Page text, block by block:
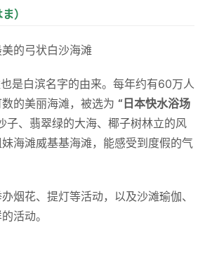
）
的弓状白沙海滩
的美丽海滩，被选为 “日本快水浴场
子、翡翠绿的大海、椰子树林立的风